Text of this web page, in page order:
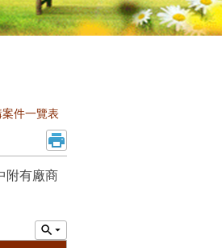
件一覽表
附有廠商